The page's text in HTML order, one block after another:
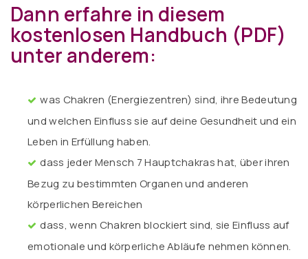
Dann erfahre in diesem
kostenlosen Handbuch (PDF)
unter anderem:
was Chakren (Energiezentren) sind, ihre Bedeutung
und welchen Einfluss sie auf deine Gesundheit und ein
Leben in Erfüllung haben.
dass jeder Mensch 7 Hauptchakras hat, über ihren
Bezug zu bestimmten Organen und anderen
körperlichen Bereichen
dass, wenn Chakren blockiert sind, sie Einfluss auf
emotionale und körperliche Abläufe nehmen können.